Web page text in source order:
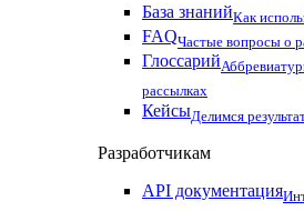
База знанийКак
FAQЧастые вопросы о
Глоссарий
рассылках
КейсыДелимся
Разработчикам
API документация